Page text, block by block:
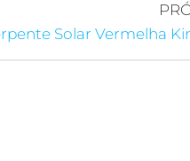
Solar Vermelha